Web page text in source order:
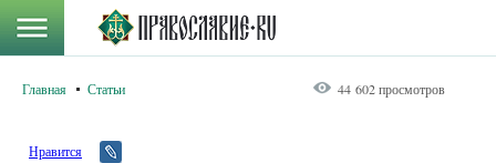
Главная Статьи 44 602 просмотров
Нравится